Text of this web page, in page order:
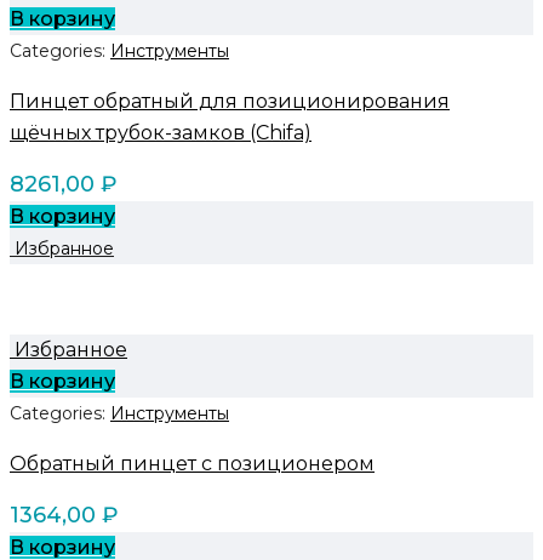
В корзину
Categories: Инструменты
Пинцет обратный для позиционирования
щёчных трубок-замков (Chifa)
8261,00 ₽
В корзину
Избранное
Избранное
В корзину
Categories: Инструменты
Обратный пинцет с позиционером
1364,00 ₽
В корзину